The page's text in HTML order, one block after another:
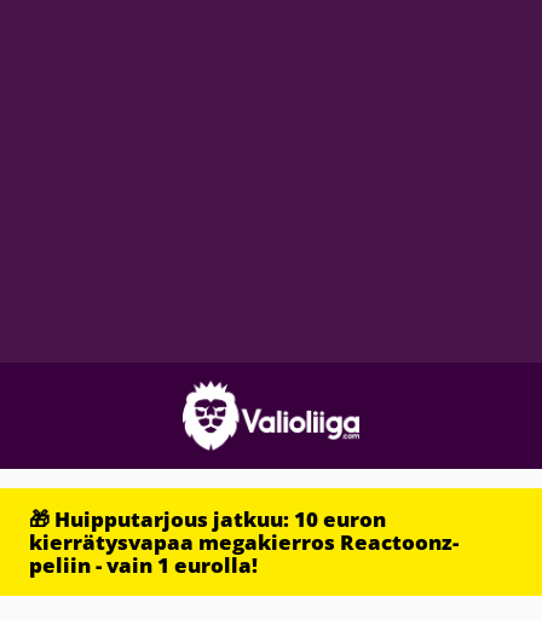
🎁 Huipputarjous jatkuu: 10 euron
kierrätysvapaa megakierros Reactoonz-
peliin - vain 1 eurolla!